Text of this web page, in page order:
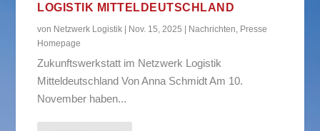
LOGISTIK MITTELDEUTSCHLAND
von Netzwerk Logistik Nov. 15, 2025 Nachrichten, Presse
Homepage
Zukunftswerkstatt im Netzwerk Logistik
Mitteldeutschland Von Anna Schmidt Am 10.
November haben...